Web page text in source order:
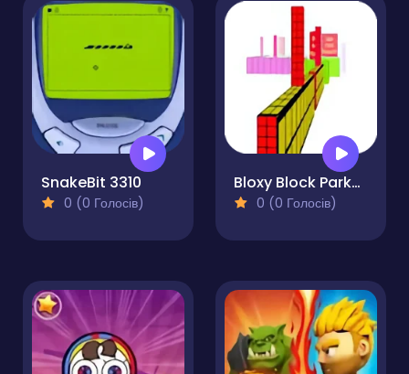
SnakeBit 3310
0 (0 Голосів)
Bloxy Block Parkour
0 (0 Голосів)